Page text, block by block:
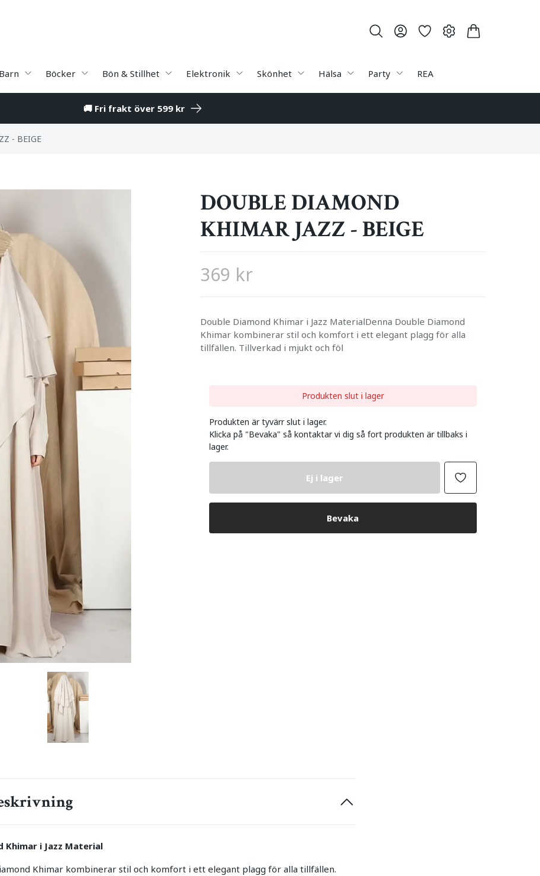
Barn Böcker Bön & Stillhet Elektronik Skönhet Hälsa Party REA
🚚 Fri frakt över 599 kr
- BEIGE
DOUBLE DIAMOND
KHIMAR JAZZ - BEIGE
369 kr
Double Diamond Khimar i Jazz MaterialDenna Double Diamond
Khimar kombinerar stil och komfort i ett elegant plagg för alla
tillfällen. Tillverkad i mjukt och föl
Produkten slut i lager
Produkten är tyvärr slut i lager.
Klicka på "Bevaka" så kontaktar vi dig så fort produkten är tillbaks i
lager.
Ej i lager
Bevaka
Khimar i Jazz Material
Khimar kombinerar stil och komfort i ett elegant plagg för alla tillfällen.